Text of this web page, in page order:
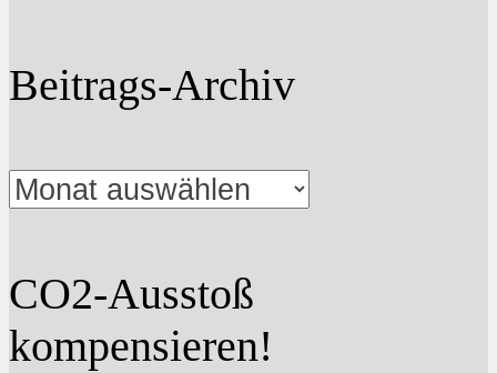
Beitrags-Archiv
Beitrags-
Archiv
CO2-Ausstoß
kompensieren!